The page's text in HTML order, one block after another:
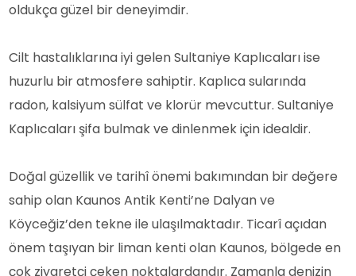
oldukça güzel bir deneyimdir.
Cilt hastalıklarına iyi gelen Sultaniye Kaplıcaları ise
huzurlu bir atmosfere sahiptir. Kaplıca sularında
radon, kalsiyum sülfat ve klorür mevcuttur. Sultaniye
Kaplıcaları şifa bulmak ve dinlenmek için idealdir.
Doğal güzellik ve tarihî önemi bakımından bir değere
sahip olan Kaunos Antik Kenti’ne Dalyan ve
Köyceğiz’den tekne ile ulaşılmaktadır. Ticarî açıdan
önem taşıyan bir liman kenti olan Kaunos, bölgede en
çok ziyaretçi çeken noktalardandır. Zamanla denizin